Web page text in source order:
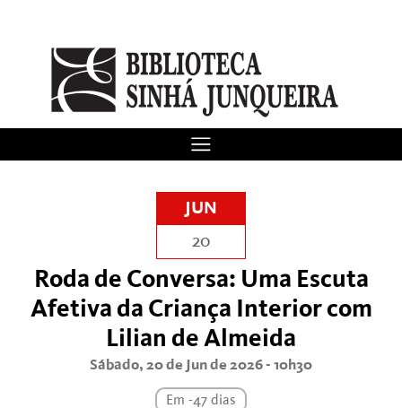
JUN
20
Roda de Conversa: Uma Escuta
Afetiva da Criança Interior com
Lilian de Almeida
Sábado, 20 de Jun de 2026 - 10h30
Em -47 dias